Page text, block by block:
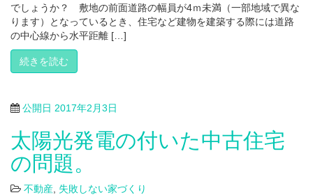
でしょうか？ 敷地の前面道路の幅員が4ｍ未満（一部地域で異な
ります）となっているとき、住宅など建物を建築する際には道路
の中心線から水平距離 […]
続きを読む
公開日 2017年2月3日
太陽光発電の付いた中古住宅
の問題。
不動産 失敗しない家づくり